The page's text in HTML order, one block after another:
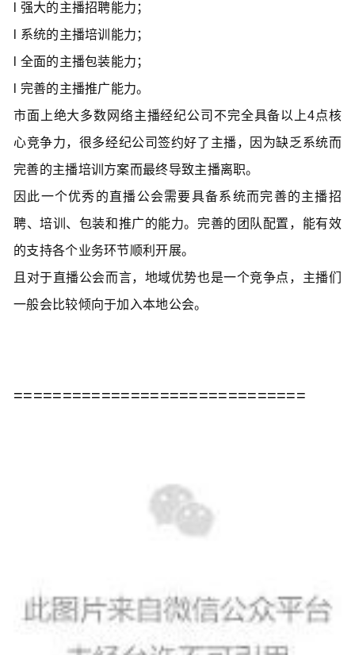
l 强大的主播招聘能力；
l 系统的主播培训能力；
l 全面的主播包装能力；
l 完善的主播推广能力。
市面上绝大多数网络主播经纪公司不完全具备以上4点核
心竞争力，很多经纪公司签约好了主播，因为缺乏系统而
完善的主播培训方案而最终导致主播离职。
因此一个优秀的直播公会需要具备系统而完善的主播招
聘、培训、包装和推广的能力。完善的团队配置，能有效
的支持各个业务环节顺利开展。
且对于直播公会而言，地域优势也是一个竞争点，主播们
一般会比较倾向于加入本地公会。
==============================